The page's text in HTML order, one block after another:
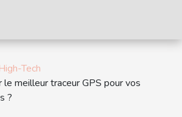
Tech
le meilleur traceur GPS pour vos
?